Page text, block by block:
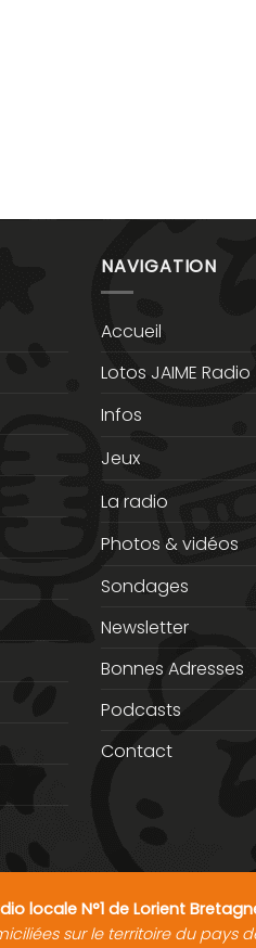
NAVIGATION
Accueil
Lotos JAIME Radio
Infos
Jeux
La radio
Photos & vidéos
Sondages
Newsletter
Bonnes Adresses
Podcasts
Contact
locale N°1 de Lorient
sur le territoire du pays